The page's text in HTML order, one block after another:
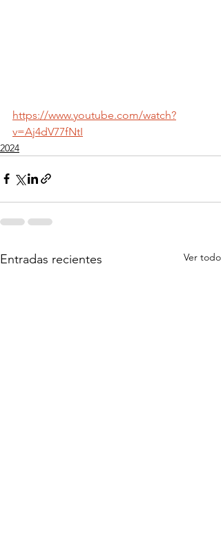
https://www.youtube.com/watch?
v=Aj4dV77fNtI
2024
Entradas recientes Ver todo